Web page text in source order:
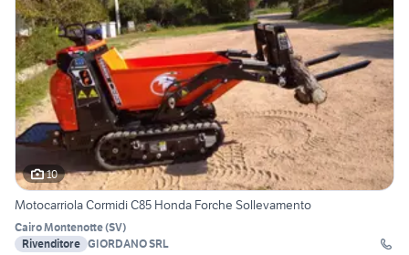
10
Motocarriola Cormidi C85 Honda Forche Sollevamento
Cairo Montenotte(SV)
Rivenditore GIORDANO SRL